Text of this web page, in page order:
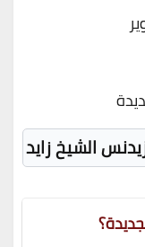
الشيخ زايد